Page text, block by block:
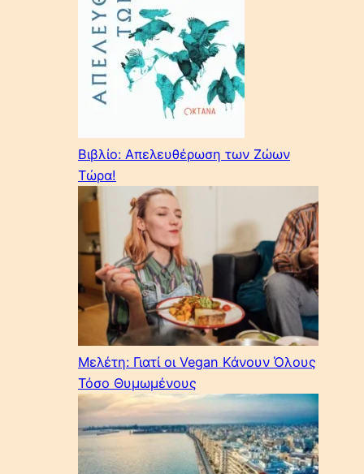
Βιβλίο: Απελευθέρωση των Ζώων
Τώρα!
Μελέτη: Γιατί οι Vegan Κάνουν Όλους
Τόσο Θυμωμένους